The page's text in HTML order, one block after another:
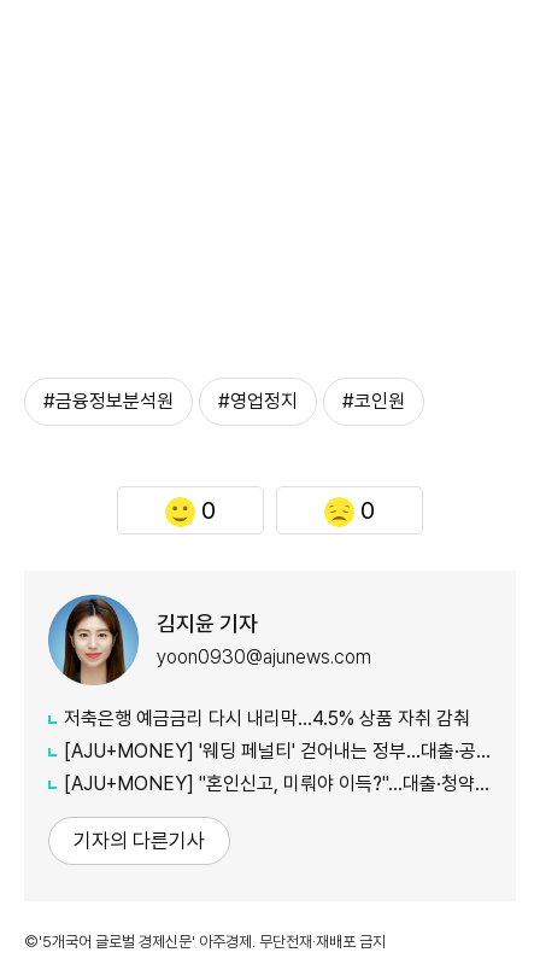
#금융정보분석원 #영업정지 #코인원
0 0
김지윤 기자
yoon0930@ajunews.com
저축은행 예금금리 다시 내리막…4.5% 상품 자취 감춰
[AJU+MONEY] '웨딩 페널티' 걷어내는 정부…대출·공공임대 불이익 줄인다
[AJU+MONEY] "혼인신고, 미뤄야 이득?"…대출·청약·세금 따져보니
기자의 다른기사
©'5개국어 글로벌 경제신문' 아주경제. 무단전재·재배포 금지